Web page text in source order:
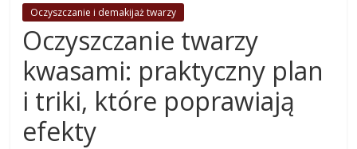
Oczyszczanie i demakijaż twarzy
Oczyszczanie twarzy
kwasami: praktyczny plan
i triki, które poprawiają
efekty